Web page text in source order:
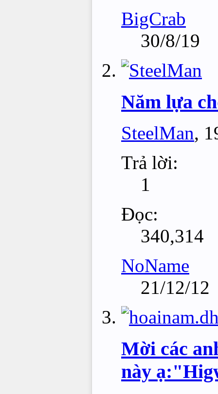
BigCrab
30/8/19
Năm lựa
SteelMan,
Trả lời:
1
Đọc:
340,314
NoName
21/12/12
Mời các
này